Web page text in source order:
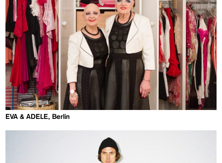
EVA & ADELE, Berlin